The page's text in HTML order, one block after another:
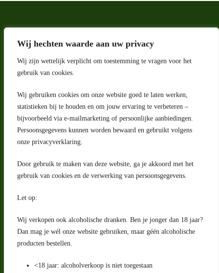
Wij hechten waarde aan uw privacy
Wij zijn wettelijk verplicht om toestemming te vragen voor het
gebruik van cookies.
Wij gebruiken cookies om onze website goed te laten werken,
statistieken bij te houden en om jouw ervaring te verbeteren –
bijvoorbeeld via e-mailmarketing of persoonlijke aanbiedingen.
Persoonsgegevens kunnen worden bewaard en gebruikt volgens
onze privacyverklaring.
Door gebruik te maken van deze website, ga je akkoord met het
gebruik van cookies en de verwerking van persoonsgegevens.
Let op:
Wij verkopen ook alcoholische dranken. Ben je jonger dan 18 jaar?
Dan mag je wél onze website gebruiken, maar géén alcoholische
producten bestellen.
<18 jaar: alcoholverkoop is niet toegestaan
Adres
Riga 4 E
2993 LW Barendrecht
Nederland
Contact
klantenservice@portugeseproducten.nl
Facebook
Herroepingsrecht
Bij bezorging van alcoholhoudende dranken voert de bezorger